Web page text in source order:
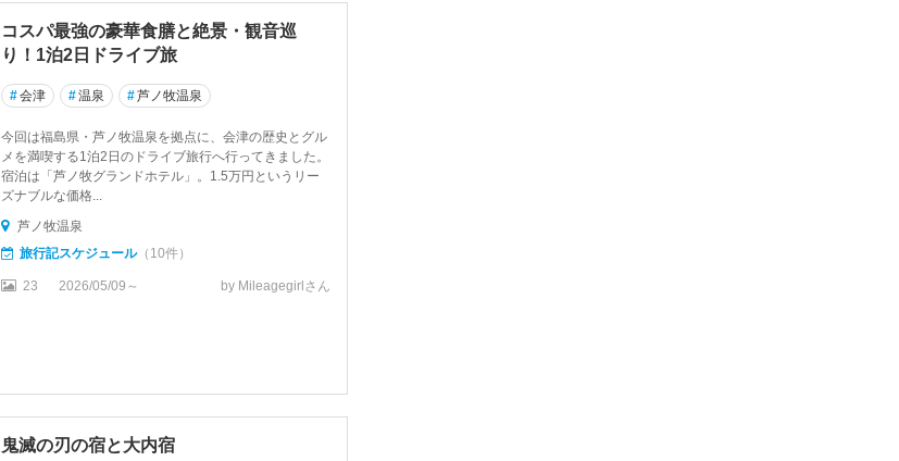
コスパ最強の豪華食膳と絶景・観音巡
り！1泊2日ドライブ旅
#会津 #温泉 #芦ノ牧温泉
今回は福島県・芦ノ牧温泉を拠点に、会津の歴史とグル
メを満喫する1泊2日のドライブ旅行へ行ってきました。
宿泊は「芦ノ牧グランドホテル」。1.5万円というリー
ズナブルな価格...
芦ノ牧温泉
旅行記スケジュール（10件）
23 2026/05/09～ by Mileagegirlさん
鬼滅の刃の宿と大内宿